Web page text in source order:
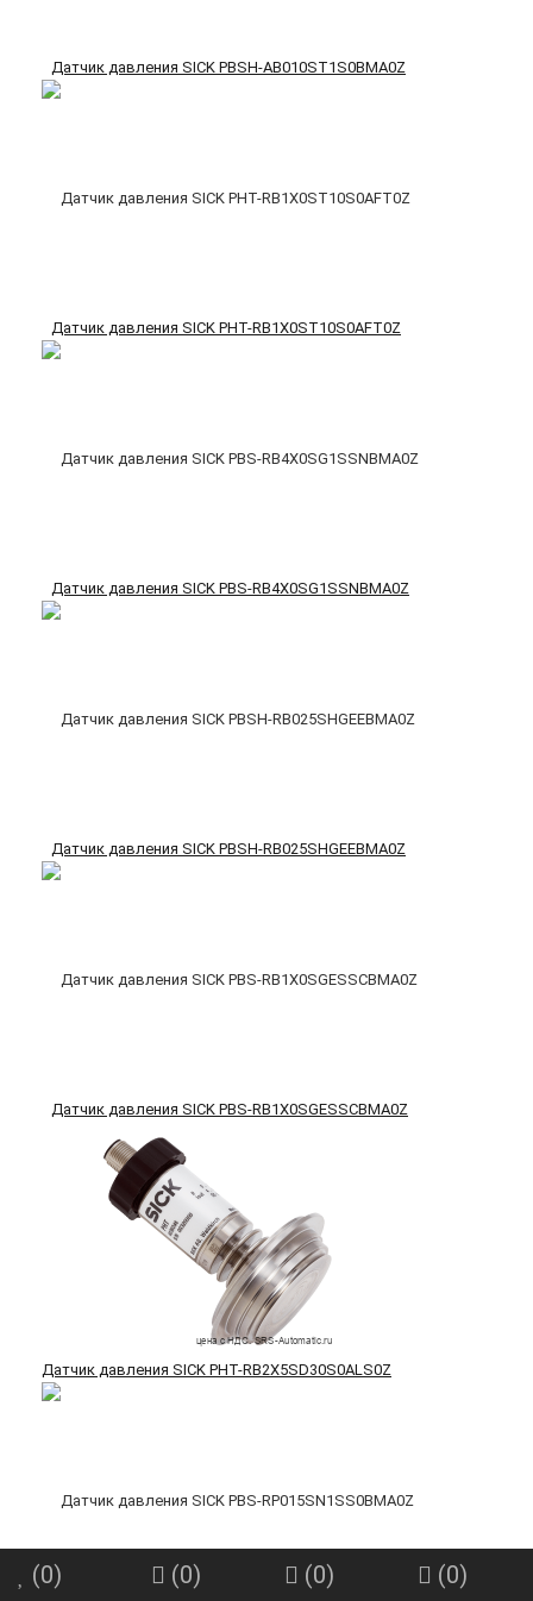
Датчик давления SICK PBSH-AB010ST1S0BMA0Z
Датчик давления SICK PHT-RB1X0ST10S0AFT0Z
Датчик давления SICK PBS-RB4X0SG1SSNBMA0Z
Датчик давления SICK PBSH-RB025SHGEEBMA0Z
Датчик давления SICK PBS-RB1X0SGESSCBMA0Z
Датчик давления SICK PHT-RB2X5SD30S0ALS0Z
(0) (0) (0) (0)